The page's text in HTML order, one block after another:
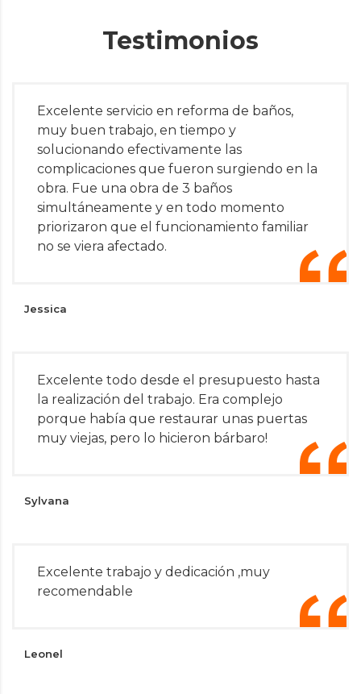
Testimonios
Excelente servicio en reforma de baños,
muy buen trabajo, en tiempo y
solucionando efectivamente las
complicaciones que fueron surgiendo en la
obra. Fue una obra de 3 baños
simultáneamente y en todo momento
priorizaron que el funcionamiento familiar
no se viera afectado.
Jessica
Excelente todo desde el presupuesto hasta
la realización del trabajo. Era complejo
porque había que restaurar unas puertas
muy viejas, pero lo hicieron bárbaro!
Sylvana
Excelente trabajo y dedicación ,muy
recomendable
Leonel